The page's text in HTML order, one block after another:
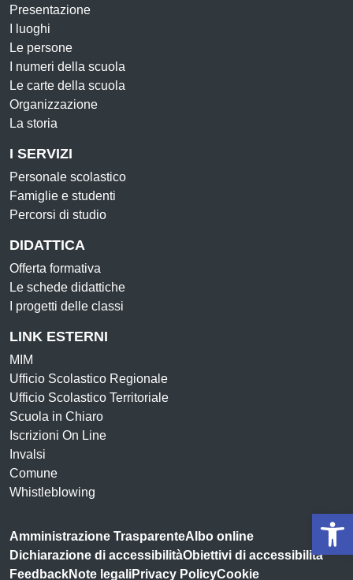
Presentazione
I luoghi
Le persone
I numeri della scuola
Le carte della scuola
Organizzazione
La storia
I SERVIZI
Personale scolastico
Famiglie e studenti
Percorsi di studio
DIDATTICA
Offerta formativa
Le schede didattiche
I progetti delle classi
LINK ESTERNI
MIM
Ufficio Scolastico Regionale
Ufficio Scolastico Territoriale
Scuola in Chiaro
Iscrizioni On Line
Invalsi
Comune
Whistleblowing
Amministrazione TrasparenteAlbo online
Dichiarazione di accessibilitàObiettivi di accessibilità
FeedbackNote legaliPrivacy PolicyCookie